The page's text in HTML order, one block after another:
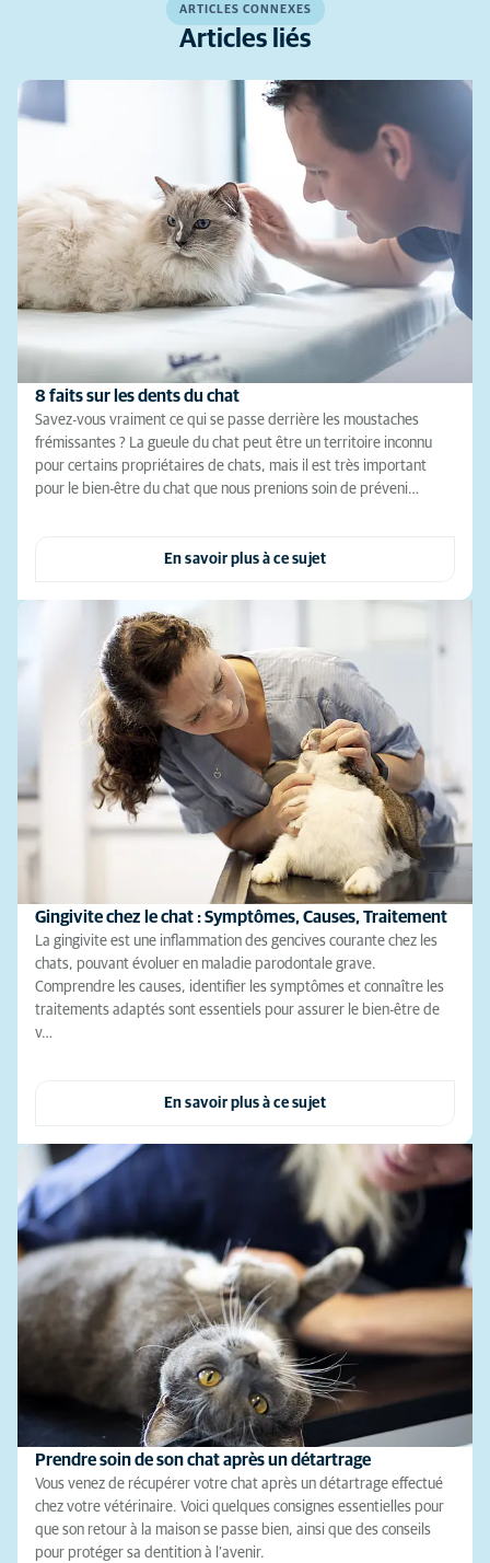
ARTICLES CONNEXES
Articles liés
8 faits sur les dents du chat
Savez-vous vraiment ce qui se passe derrière les moustaches
frémissantes ? La gueule du chat peut être un territoire inconnu
pour certains propriétaires de chats, mais il est très important
pour le bien-être du chat que nous prenions soin de préveni…
En savoir plus à ce sujet
Gingivite chez le chat : Symptômes, Causes, Traitement
La gingivite est une inflammation des gencives courante chez les
chats, pouvant évoluer en maladie parodontale grave.
Comprendre les causes, identifier les symptômes et connaître les
traitements adaptés sont essentiels pour assurer le bien-être de
v…
En savoir plus à ce sujet
Prendre soin de son chat après un détartrage
Vous venez de récupérer votre chat après un détartrage effectué
chez votre vétérinaire. Voici quelques consignes essentielles pour
que son retour à la maison se passe bien, ainsi que des conseils
pour protéger sa dentition à l’avenir.